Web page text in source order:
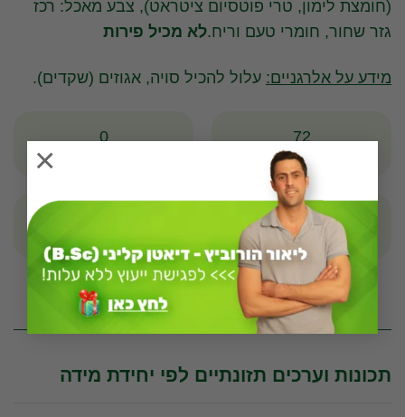
×
(חומצת לימון, טרי פוטסיום ציטראט), צבע מאכל: רכז
גזר שחור, חומרי טעם וריח.לא מכיל פירות
מידע על אלרגניים: עלול להכיל סויה, אגוזים (שקדים).
72
קלוריות
0
0
שומנים
* לפי יחידה מדידה של 100 גרם
תכונות וערכים תזונתיים לפי יחידת מידה